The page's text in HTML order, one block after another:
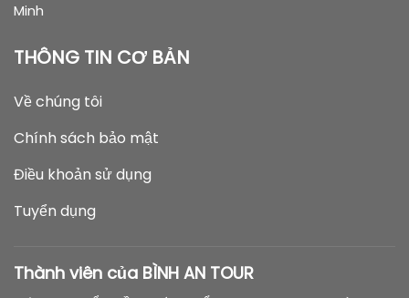
Minh
THÔNG TIN CƠ BẢN
Về chúng tôi
Chính sách bảo mật
Điều khoản sử dụng
Tuyển dụng
Thành viên của BÌNH AN TOUR